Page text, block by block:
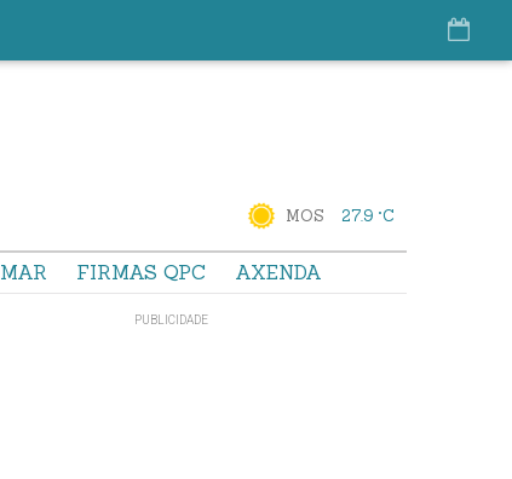
MOS 27.9 °C
MAR FIRMAS QPC AXENDA